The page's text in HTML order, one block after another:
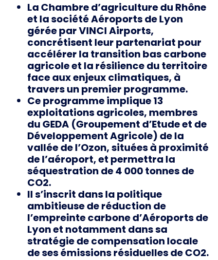
La Chambre d’agriculture du Rhône
et la société Aéroports de Lyon
gérée par VINCI Airports,
concrétisent leur partenariat pour
accélérer la transition bas carbone
agricole et la résilience du territoire
face aux enjeux climatiques, à
travers un premier programme.
Ce programme implique 13
exploitations agricoles, membres
du GEDA (Groupement d’Etude et de
Développement Agricole) de la
vallée de l’Ozon, situées à proximité
de l’aéroport, et permettra la
séquestration de 4 000 tonnes de
CO2.
Il s’inscrit dans la politique
ambitieuse de réduction de
l’empreinte carbone d’Aéroports de
Lyon et notamment dans sa
stratégie de compensation locale
de ses émissions résiduelles de CO2.